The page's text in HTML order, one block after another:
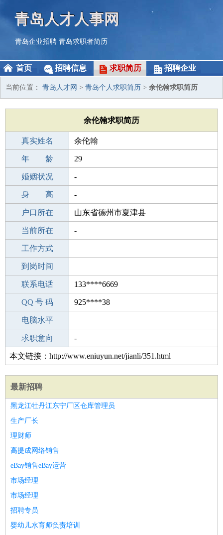
青岛人才人事网
青岛企业招聘 青岛求职者简历
首页 招聘信息 求职简历 招聘企业
当前位置： 青岛人才网 > 青岛个人求职简历 > 余伦翰求职简历
余伦翰求职简历
真实姓名 余伦翰
性 别 男
年 龄 29
出生年月 1997-09-28
婚姻状况 -
学 历 高中
身 高 -
毕业学校 兰溪镇中学
户口所在 山东省德州市夏津县
所学专业 -
当前所在 -
工作经验
工作方式
驾 照
到岗时间
期望月薪
联系电话 133****6669
手机号码 133****6669
QQ 号 码 925****38
微信号码
电脑水平
外语水平
求职意向 -
本文链接：http://www.eniuyun.net/jianli/351.html
最新招聘
黑龙江牡丹江东宁厂区仓库管理员
生产厂长
理财师
高提成网络销售
eBay销售eBay运营
市场经理
市场经理
招聘专员
婴幼儿水育师负责培训